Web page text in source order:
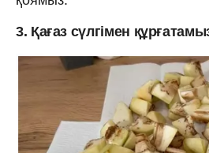
3. Қағаз сүлгімен